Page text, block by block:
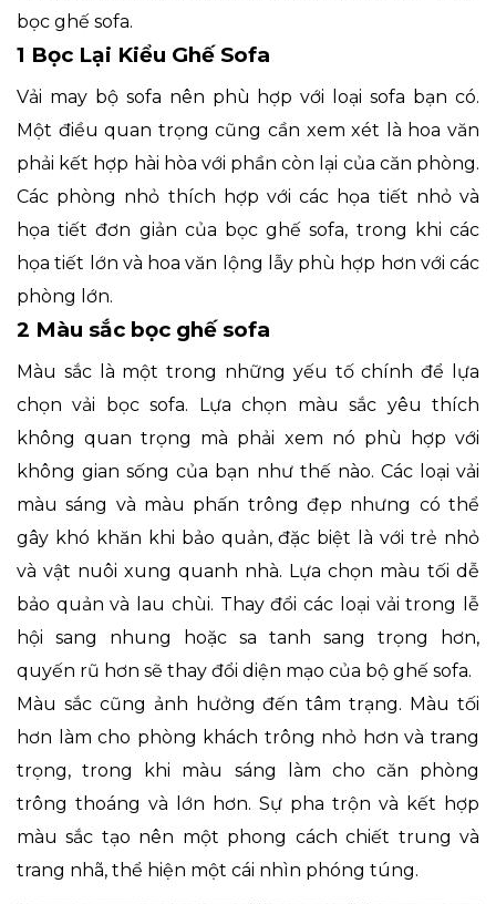
bọc ghế sofa.
1 Bọc Lại Kiểu Ghế Sofa
Vải may bộ sofa nên phù hợp với loại sofa bạn có.
Một điều quan trọng cũng cần xem xét là hoa văn
phải kết hợp hài hòa với phần còn lại của căn phòng.
Các phòng nhỏ thích hợp với các họa tiết nhỏ và
họa tiết đơn giản của bọc ghế sofa, trong khi các
họa tiết lớn và hoa văn lộng lẫy phù hợp hơn với các
phòng lớn.
2 Màu sắc bọc ghế sofa
Màu sắc là một trong những yếu tố chính để lựa
chọn vải bọc sofa. Lựa chọn màu sắc yêu thích
không quan trọng mà phải xem nó phù hợp với
không gian sống của bạn như thế nào. Các loại vải
màu sáng và màu phấn trông đẹp nhưng có thể
gây khó khăn khi bảo quản, đặc biệt là với trẻ nhỏ
và vật nuôi xung quanh nhà. Lựa chọn màu tối dễ
bảo quản và lau chùi. Thay đổi các loại vải trong lễ
hội sang nhung hoặc sa tanh sang trọng hơn,
quyến rũ hơn sẽ thay đổi diện mạo của bộ ghế sofa.
Màu sắc cũng ảnh hưởng đến tâm trạng. Màu tối
hơn làm cho phòng khách trông nhỏ hơn và trang
trọng, trong khi màu sáng làm cho căn phòng
trông thoáng và lớn hơn. Sự pha trộn và kết hợp
màu sắc tạo nên một phong cách chiết trung và
trang nhã, thể hiện một cái nhìn phóng túng.